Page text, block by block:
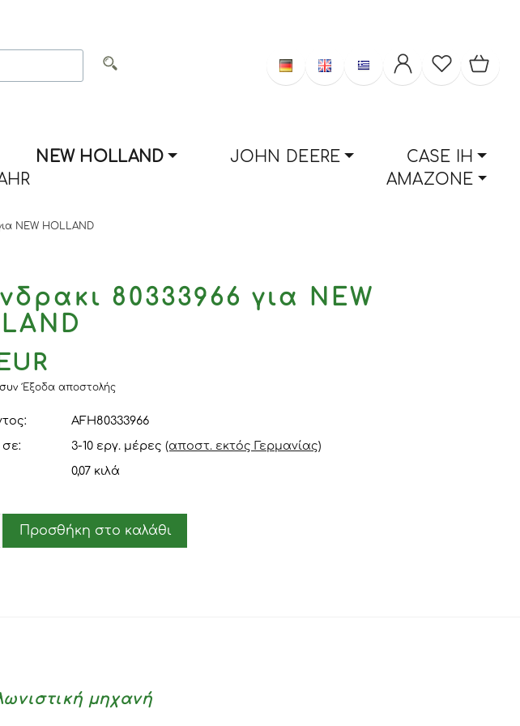
NEW HOLLAND JOHN DEERE
CASE IH
AMAZONE
NEW HOLLAND
80333966 για NEW
συνΈξοδα αποστολής
AFH80333966
3-10 εργ. μέρες (αποστ. εκτός Γερμανίας)
0,07 κιλά
Προσθήκη στο καλάθι
μηχανή